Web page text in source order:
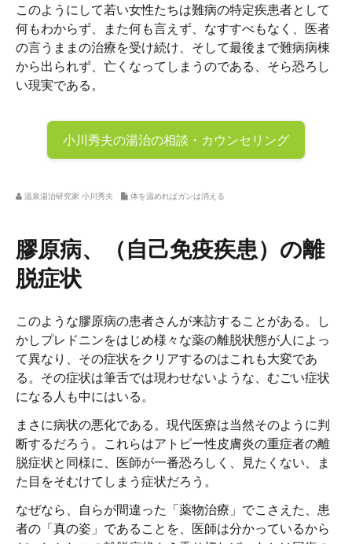
このようにして若い女性たちは難病の特定疾患者として
何もわからず、また何も言えず、なすすべもなく、医者
の言うままの治療を受け続け、そして最後まで難病病棟
から出られず、亡くなってしまうのである、そら恐ろし
い現実である。
小川秀夫の湯治の相談・カウンセリング
温泉湯治研究家 小川秀夫 体を温めればガンは消える
膠原病、（自己免疫疾患）の離
脱症状
このような膠原病の患者さんが来訪することがある。し
かしプレドニンをはじめ様々な薬の離脱状態が人によっ
て異なり、その症状をクリアするのはこれも大変であ
る。その症状は筆舌では現わせないような、むごい症状
になる人も中にはいる。
まさに病状の悪化である。現代医療は当然そのように判
断するだろう。これらはアトピー性皮膚炎の重症者の離
脱症状と同様に、医師が一番恐ろしく、見たくない、ま
た目をそむけてしまう症状だろう。
なぜなら、自らが間違った「薬物治療」でこさえた、患
者の「真の姿」であることを、医師は分かっているから